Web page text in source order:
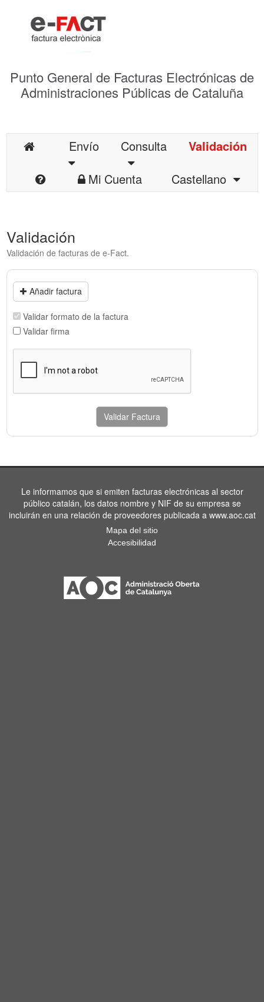
Punto General de Facturas Electrónicas de
Administraciones Públicas de Cataluña
Envío Consulta
Validación
Mi Cuenta
Castellano
Validación
Validación de facturas de e-Fact.
Añadir factura
Validar formato de la factura
Validar firma
Validar Factura
Le informamos que si emiten facturas electrónicas al sector
público catalán, los datos nombre y NIF de su empresa se
incluirán en una relación de proveedores publicada a www.aoc.cat
Mapa del sitio
Accesibilidad